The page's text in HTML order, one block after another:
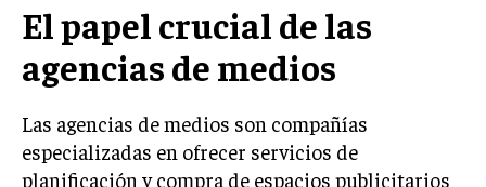
MARKETING
ESTRATEGIAS DE MARKETING
AGENCIAS DE POSICIONAMIENTO WEB SEO
VENTA DE ENLACES
El papel crucial de las
agencias de medios
Las agencias de medios son compañías
especializadas en ofrecer servicios de
planificación y compra de espacios publicitarios